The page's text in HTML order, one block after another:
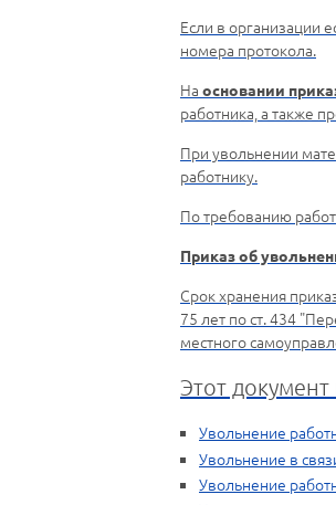
Если в организации
номера протокола.
На основании
работника, а также
При увольнении
работнику.
По требованию
Приказ об
Срок хранения
75 лет по ст. 434
местного
Этот
Увольнение
Увольнение в
Увольнение